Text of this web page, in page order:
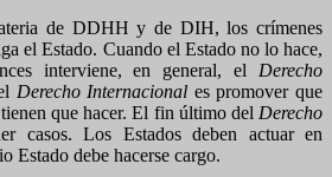
de DDHH y de DIH, los crímenes
el Estado. Cuando el Estado no lo hace,
interviene, en general, el Derecho
Derecho Internacional es promover que
que hacer. El fin último del Derecho
casos. Los Estados deben actuar en
Estado debe hacerse cargo.